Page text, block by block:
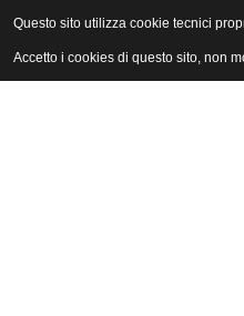
ANICA | Associazione
Questo sito utilizza cookie tecnici
Accetto i cookies di questo sito, non
Questo sito utilizza cookie tecnici
Accetto i cookies di questo sito, non